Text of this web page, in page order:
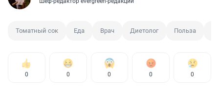
Томатный сок Еда Врач Диетолог Польза
0 0 0 0 0